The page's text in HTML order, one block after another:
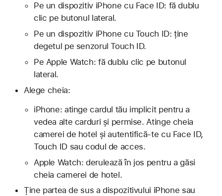
Pe un dispozitiv iPhone cu Face ID: fă dublu
clic pe butonul lateral.
Pe un dispozitiv iPhone cu Touch ID: ține
degetul pe senzorul Touch ID.
Pe Apple Watch: fă dublu clic pe butonul
lateral.
Alege cheia:
iPhone: atinge cardul tău implicit pentru a
vedea alte carduri și permise. Atinge cheia
camerei de hotel și autentifică-te cu Face ID,
Touch ID sau codul de acces.
Apple Watch: derulează în jos pentru a găsi
cheia camerei de hotel.
Ține partea de sus a dispozitivului iPhone sau